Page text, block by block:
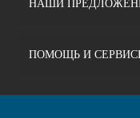
НАШИ
ПОМОЩЬ И